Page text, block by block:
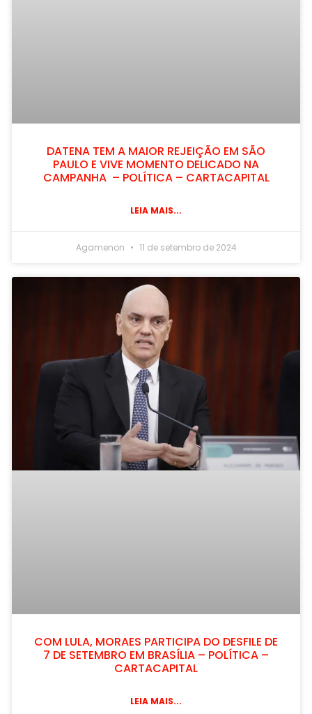
DATENA TEM A MAIOR REJEIÇÃO EM SÃO
PAULO E VIVE MOMENTO DELICADO NA
CAMPANHA – POLÍTICA – CARTACAPITAL
LEIA MAIS...
Agamenon 11 de setembro de 2024
COM LULA, MORAES PARTICIPA DO DESFILE DE
7 DE SETEMBRO EM BRASÍLIA – POLÍTICA –
CARTACAPITAL
LEIA MAIS...